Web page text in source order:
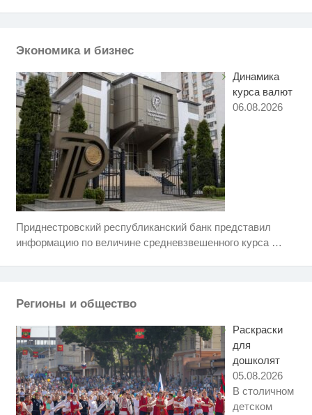
Экономика и бизнес
Динамика
курса валют
06.08.2026
Приднестровский республиканский банк представил
информацию по величине средневзвешенного курса …
Регионы и общество
Раскраски
для
дошколят
05.08.2026
В столичном
детском
Ролик из Омска: вы будете
Взломали Telegram Собчак - вот
i
Скрытая камера на пляже
когда их не видят...
Врач дала 5 советов, чтобы
Королева вагона отожгла! Видео